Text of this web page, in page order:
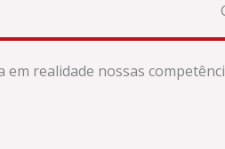
realidade nossas